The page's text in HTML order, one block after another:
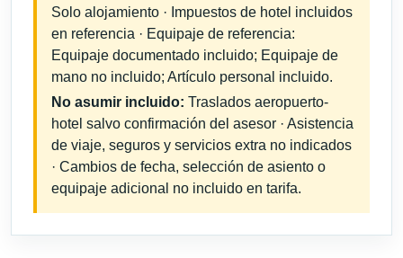
Solo alojamiento · Impuestos de hotel incluidos
en referencia · Equipaje de referencia:
Equipaje documentado incluido; Equipaje de
mano no incluido; Artículo personal incluido.
No asumir incluido: Traslados aeropuerto-
hotel salvo confirmación del asesor · Asistencia
de viaje, seguros y servicios extra no indicados
· Cambios de fecha, selección de asiento o
equipaje adicional no incluido en tarifa.